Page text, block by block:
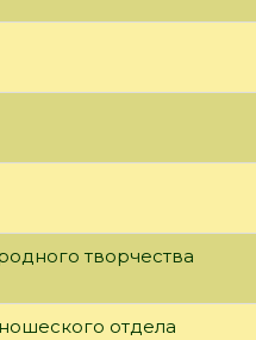
творчества
отдела